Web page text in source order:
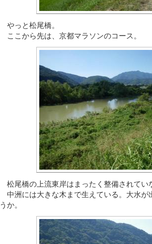
やっと松尾橋。
ここから先は、京都マラソンのコース。
松尾橋の上流東岸はまったく整備されてい
中洲には大きな木まで生えている。大水が
うか。